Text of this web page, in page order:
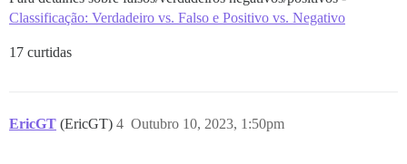
Classificação: Verdadeiro vs. Falso e Positivo vs. Negativo
17 curtidas
EricGT (EricGT) Outubro 10, 2023, 1:50pm
4